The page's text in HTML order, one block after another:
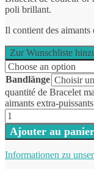
poli brillant.
Il contient des aimants
Zur Wunschliste
Bandlänge
quantité de Bracelet
aimants extra-puissants
Ajouter au panier
Informationen zu